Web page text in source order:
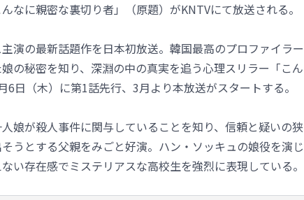
なに親密な裏切り者」（原題）がKNTVにて放送される。
演の最新話題作を日本初放送。韓国最高のプロファイラー
の秘密を知り、深淵の中の真実を追う心理スリラー「こん
日（木）に第1話先行、3月より本放送がスタートする。
娘が殺人事件に関与していることを知り、信頼と疑いの狭
うとする父親をみごと好演。ハン・ソッキュの娘役を演じ
い存在感でミステリアスな高校生を強烈に表現している。